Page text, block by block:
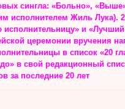
сингла: «Больно»,
исполнителем Жиль
исполнительницу» и
церемонии вручения
в список «20
в свой редакционный
за последние 20 лет